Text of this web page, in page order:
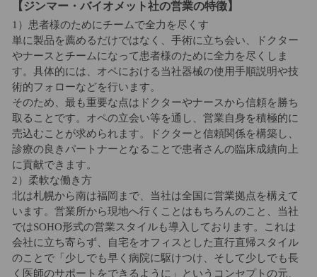
【ジンマー・バイオメット社の営業の特徴】
1）患者様のためにチームで全力を尽くす
単に製品を薦めるだけではなく、手術に立ち会い、ドクター
やナースとチームになって患者様のために全力を尽くしま
す。具体的には、オペにおける当社器械の使用手順説明や技
術的フォローなどを行います。
そのため、最も重要な点はドクターやナースから信頼を勝ち
取ることです。オペの立会い等を通し、営業自身を積極的に
売込むことが求められます。ドクターと信頼関係を構築し、
診療の良きパートナーとなることで患者さんの臨床成績向上
に貢献できます。
2）柔軟な働き方
北は札幌から南は福岡まで、当社は全国に営業拠点を構えて
います。営業所から現地へ行くことはもちろんのこと、当社
ではSOHO形式の営業スタイルも導入しております。これは
会社に立ち寄らず、自宅をオフィスとした直行直帰スタイル
のことで「少しでも早く病院に駆けつけ、そして少しでも長
く医師のサポートをできるように」というコンセプトの元、